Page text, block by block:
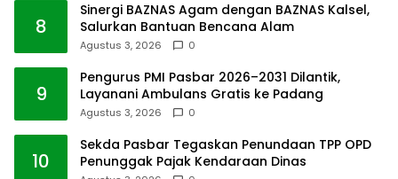
8
Sinergi BAZNAS Agam dengan BAZNAS Kalsel,
Salurkan Bantuan Bencana Alam
Agustus 3, 2026 0
9
Pengurus PMI Pasbar 2026–2031 Dilantik,
Layanani Ambulans Gratis ke Padang
Agustus 3, 2026 0
10
Sekda Pasbar Tegaskan Penundaan TPP OPD
Penunggak Pajak Kendaraan Dinas